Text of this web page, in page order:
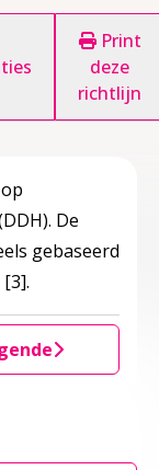
Print
deze
richtlijn
De
gebaseerd
[3].